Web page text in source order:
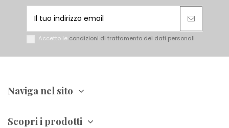
Accetto le condizioni di trattamento dei dati personali
Naviga nel sito
Scopri i prodotti